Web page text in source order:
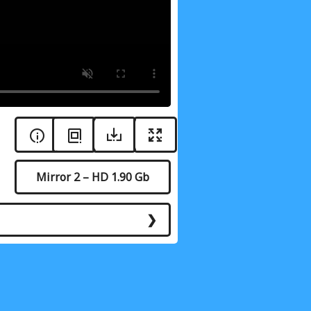
Mirror 2 – HD 1.90 Gb